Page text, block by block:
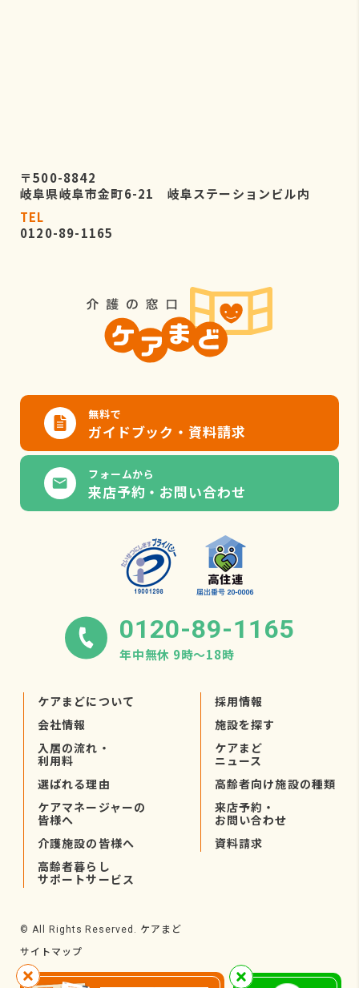
〒500-8842
岐阜県岐阜市金町6-21 岐阜ステーションビル内
TEL
0120-89-1165
無料で
ガイドブック・資料請求
フォームから
来店予約・お問い合わせ
0120-89-1165
年中無休 9時〜18時
ケアまどについて
会社情報
入居の流れ・
利用料
選ばれる理由
ケアマネージャーの
皆様へ
介護施設の皆様へ
高齢者暮らし
サポートサービス
採用情報
施設を探す
ケアまど
ニュース
高齢者向け施設の種類
来店予約・
お問い合わせ
資料請求
© All Rights Reserved. ケアまど
サイトマップ